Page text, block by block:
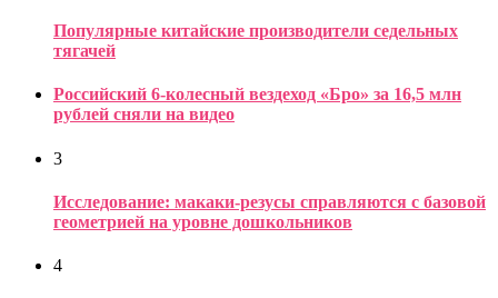
Популярные китайские производители седельных
тягачей
Российский 6-колесный вездеход «Бро» за 16,5 млн
рублей сняли на видео
3
Исследование: макаки-резусы справляются с базовой
геометрией на уровне дошкольников
4